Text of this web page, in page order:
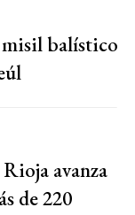
balístico
avanza
de 220